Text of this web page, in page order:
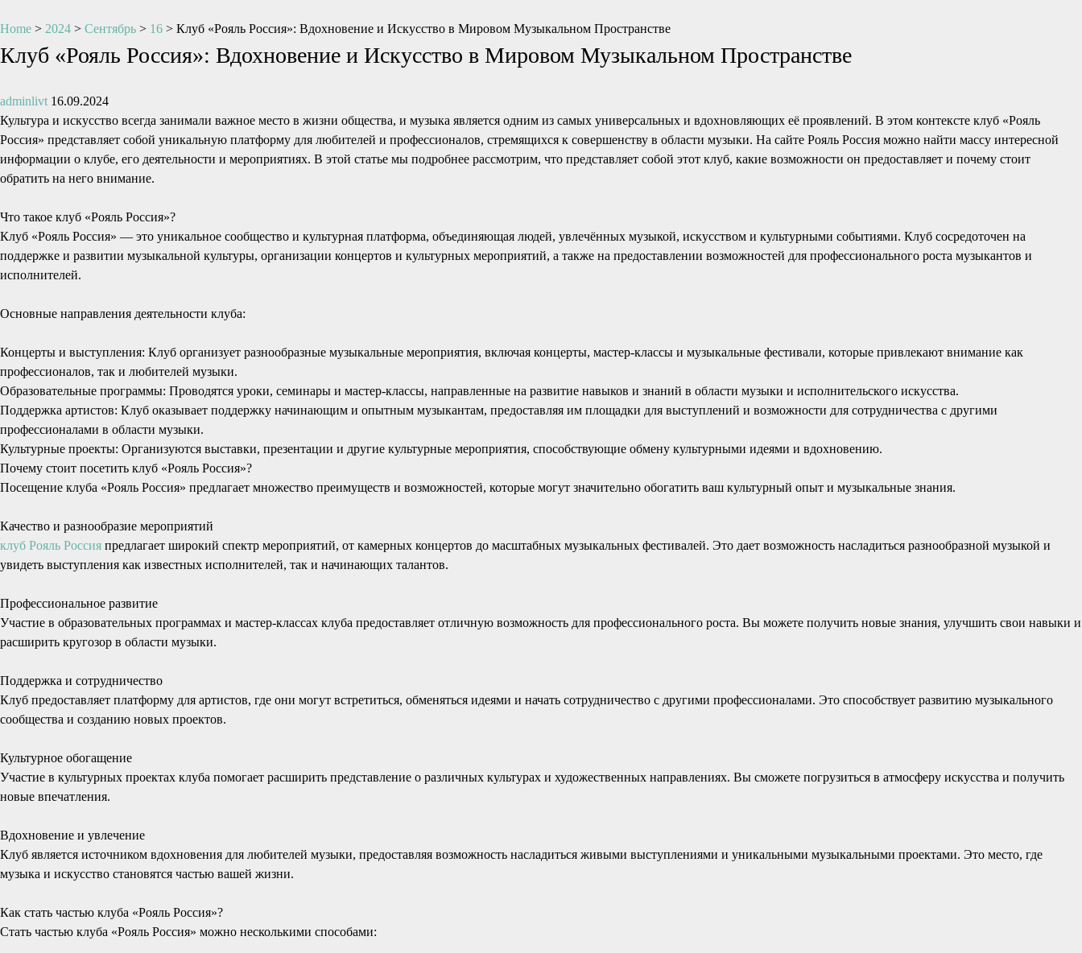
Home > 2024 > Сентябрь > 16 > Клуб «Рояль Россия»: Вдохновение и Искусство в Мировом Музыкальном Пространстве
Клуб «Рояль Россия»: Вдохновение и Искусство в Мировом Музыкальном Пространстве
adminlivt 16.09.2024
Культура и искусство всегда занимали важное место в жизни общества, и музыка является одним из самых универсальных и вдохновляющих её проявлений. В этом контексте клуб «Рояль
Россия» представляет собой уникальную платформу для любителей и профессионалов, стремящихся к совершенству в области музыки. На сайте Рояль Россия можно найти массу интересной
информации о клубе, его деятельности и мероприятиях. В этой статье мы подробнее рассмотрим, что представляет собой этот клуб, какие возможности он предоставляет и почему стоит
обратить на него внимание.
Что такое клуб «Рояль Россия»?
Клуб «Рояль Россия» — это уникальное сообщество и культурная платформа, объединяющая людей, увлечённых музыкой, искусством и культурными событиями. Клуб сосредоточен на
поддержке и развитии музыкальной культуры, организации концертов и культурных мероприятий, а также на предоставлении возможностей для профессионального роста музыкантов и
исполнителей.
Основные направления деятельности клуба:
Концерты и выступления: Клуб организует разнообразные музыкальные мероприятия, включая концерты, мастер-классы и музыкальные фестивали, которые привлекают внимание как
профессионалов, так и любителей музыки.
Образовательные программы: Проводятся уроки, семинары и мастер-классы, направленные на развитие навыков и знаний в области музыки и исполнительского искусства.
Поддержка артистов: Клуб оказывает поддержку начинающим и опытным музыкантам, предоставляя им площадки для выступлений и возможности для сотрудничества с другими
профессионалами в области музыки.
Культурные проекты: Организуются выставки, презентации и другие культурные мероприятия, способствующие обмену культурными идеями и вдохновению.
Почему стоит посетить клуб «Рояль Россия»?
Посещение клуба «Рояль Россия» предлагает множество преимуществ и возможностей, которые могут значительно обогатить ваш культурный опыт и музыкальные знания.
Качество и разнообразие мероприятий
клуб Рояль Россия предлагает широкий спектр мероприятий, от камерных концертов до масштабных музыкальных фестивалей. Это дает возможность насладиться разнообразной музыкой и
увидеть выступления как известных исполнителей, так и начинающих талантов.
Профессиональное развитие
Участие в образовательных программах и мастер-классах клуба предоставляет отличную возможность для профессионального роста. Вы можете получить новые знания, улучшить свои навыки и
расширить кругозор в области музыки.
Поддержка и сотрудничество
Клуб предоставляет платформу для артистов, где они могут встретиться, обменяться идеями и начать сотрудничество с другими профессионалами. Это способствует развитию музыкального
сообщества и созданию новых проектов.
Культурное обогащение
Участие в культурных проектах клуба помогает расширить представление о различных культурах и художественных направлениях. Вы сможете погрузиться в атмосферу искусства и получить
новые впечатления.
Вдохновение и увлечение
Клуб является источником вдохновения для любителей музыки, предоставляя возможность насладиться живыми выступлениями и уникальными музыкальными проектами. Это место, где
музыка и искусство становятся частью вашей жизни.
Как стать частью клуба «Рояль Россия»?
Стать частью клуба «Рояль Россия» можно несколькими способами: